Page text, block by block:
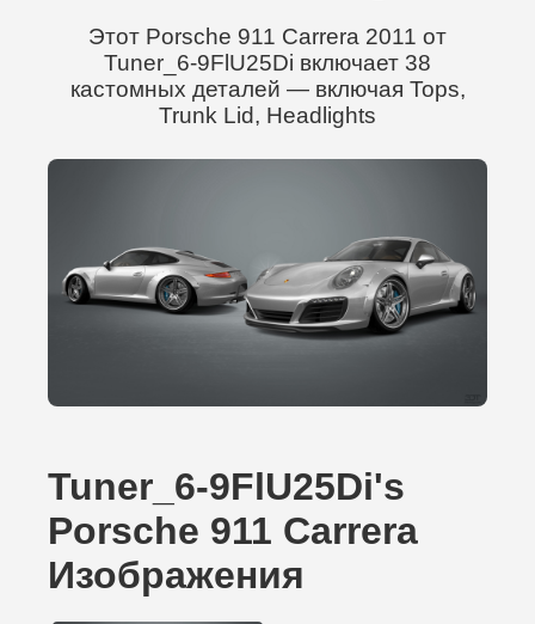
Этот Porsche 911 Carrera 2011 от
Tuner_6-9FlU25Di включает 38
кастомных деталей — включая Tops,
Trunk Lid, Headlights
Tuner_6-9FlU25Di's
Porsche 911 Carrera
Изображения